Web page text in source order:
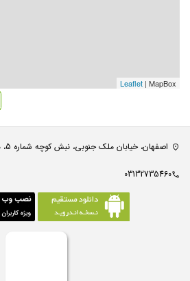
Leaflet | MapBox
اصفهان، خیابان ملک جنوبی، نبش کوچه شماره 5، هایپر سلامت طوبی
03132735460